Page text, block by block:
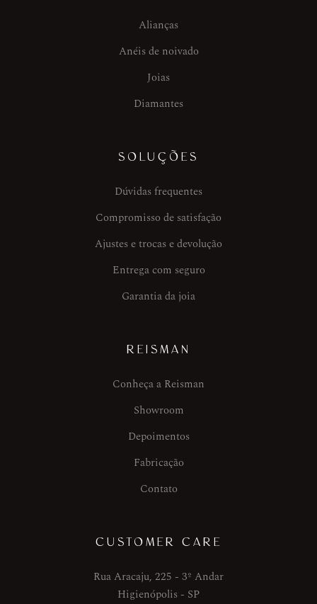
Alianças
Anéis de noivado
Joias
Diamantes
SOLUÇÕES
Dúvidas frequentes
Compromisso de satisfação
Ajustes e trocas e devolução
Entrega com seguro
Garantia da joia
REISMAN
Conheça a Reisman
Showroom
Depoimentos
Fabricação
Contato
CUSTOMER CARE
Rua Aracaju, 225 - 3º Andar
Higienópolis - SP